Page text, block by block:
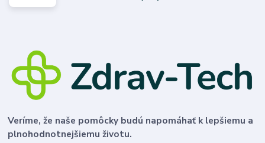
Veríme, že naše pomôcky budú napomáhať k lepšiemu a
plnohodnotnejšiemu životu.